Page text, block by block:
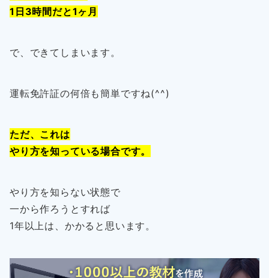
1日3時間だと1ヶ月
で、できてしまいます。
運転免許証の何倍も簡単ですね(^^)
ただ、これは
やり方を知っている場合です。
やり方を知らない状態で
一から作ろうとすれば
1年以上は、かかると思います。